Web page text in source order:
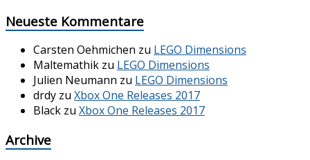
Neueste Kommentare
Carsten Oehmichen zu LEGO Dimensions
Maltemathik zu LEGO Dimensions
Julien Neumann zu LEGO Dimensions
drdy zu Xbox One Releases 2017
Black zu Xbox One Releases 2017
Archive